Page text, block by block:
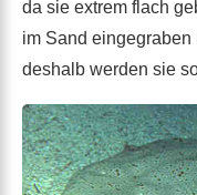
da sie extrem flach
im Sand
deshalb werden sie